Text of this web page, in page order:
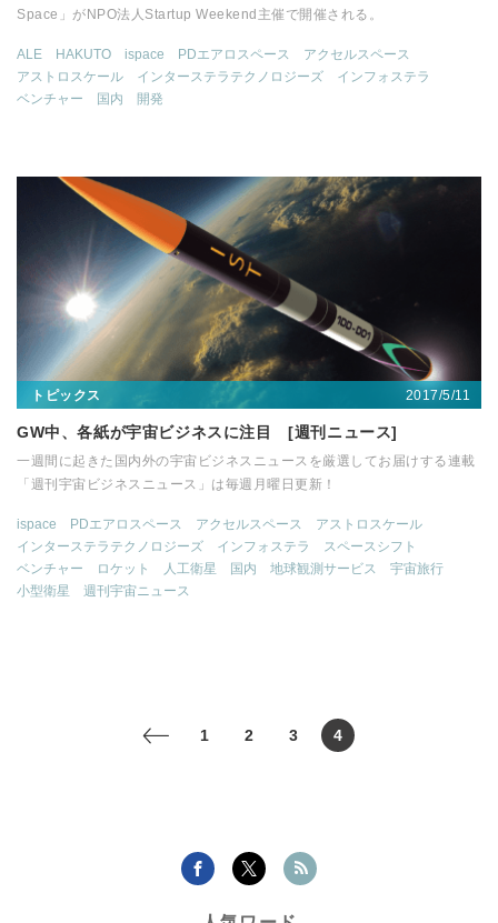
Space」がNPO法人Startup Weekend主催で開催される。
ALE HAKUTO ispace PDエアロスペース
アクセルスペース
アストロスケール
インターステラテクノロジーズ
インフォステラ
ベンチャー
国内 開発
トピックス 2017/5/11
GW中、各紙が宇宙ビジネスに注目 [週刊ニュース]
一週間に起きた国内外の宇宙ビジネスニュースを厳選してお届けする連載
「週刊宇宙ビジネスニュース」は毎週月曜日更新！
ispace PDエアロスペース アクセルスペース
アストロスケール
インターステラテクノロジーズ
インフォステラ
スペースシフト
ベンチャー
ロケット 人工衛星 国内 地球観測サービス
宇宙旅行
小型衛星
週刊宇宙ニュース
< 1 2 3 4